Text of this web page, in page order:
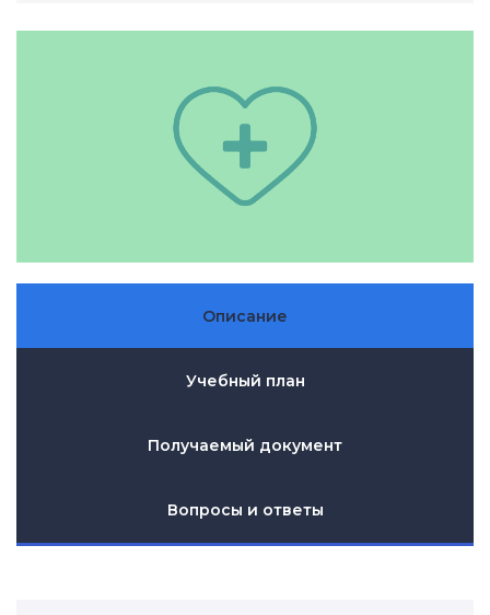
Описание
Учебный план
Получаемый документ
Вопросы и ответы